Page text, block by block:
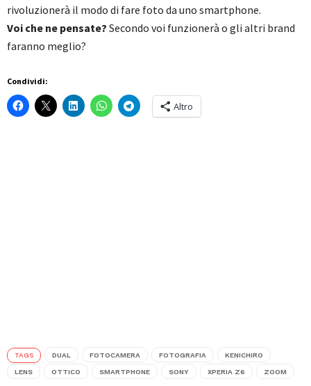
rivoluzionerà il modo di fare foto da uno smartphone.
Voi che ne pensate? Secondo voi funzionerà o gli altri brand
faranno meglio?
Condividi:
Altro
TAGS DUAL FOTOCAMERA FOTOGRAFIA KENICHIRO
LENS OTTICO SMARTPHONE SONY XPERIA Z6 ZOOM